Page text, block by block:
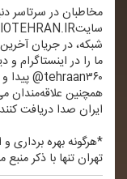
مخاطبان در سرتاسر
شبكه، در جریان آخرین
ما را در اینستاگرام
tehraan۳۶۰@ پیدا و همراهی كنید.
همچنین علاقه‌مندان
ایران صدا دریافت
*هرگونه بهره برداری
تهران تنها با ذكر